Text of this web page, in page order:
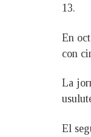
13.
En
con
La
El